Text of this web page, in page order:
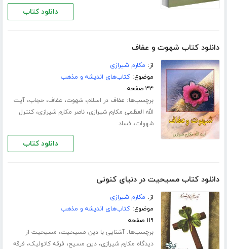
دانلود کتاب
دانلود کتاب شهوت و عفاف
از: مکارم شیرازی
موضوع:کتاب‌های اندیشه و مذهب
۳۳ صفحه
برچسب‌ها: عفاف در اسلام،شهوت، عفاف،حجاب،آیت
الله العظمی مکارم شیرازی،ناصر مکارم شیرازی،کنترل
شهوات، فساد
دانلود کتاب
دانلود کتاب مسیحیت در دنیای کنونی
از: مکارم شیرازی
موضوع:کتاب‌های اندیشه و مذهب
۱۱۹ صفحه
برچسب‌ها:آشنایی با دین مسیحیت، مسیحیت از
دیدگاه مکارم شیرازی،دین مسیح، فرقه کاتولیک، فرقه